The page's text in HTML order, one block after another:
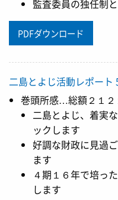
監査委員の独任制
PDFダウンロード
二島とよじ活動レポート
巻頭所感…総額２１２
二島とよじ、着実
ックします
好調な財政に見過
ます
４期１６年で培っ
します